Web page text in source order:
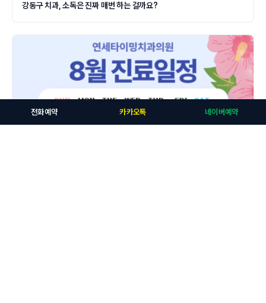
강동구 치과, 소독은 진짜 매번 하는 걸까요?
전화예약 카카오톡 네이버예약